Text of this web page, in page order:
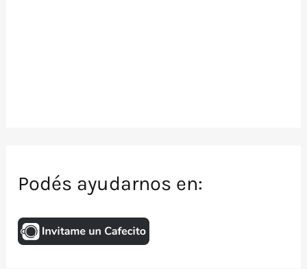
Podés ayudarnos en: